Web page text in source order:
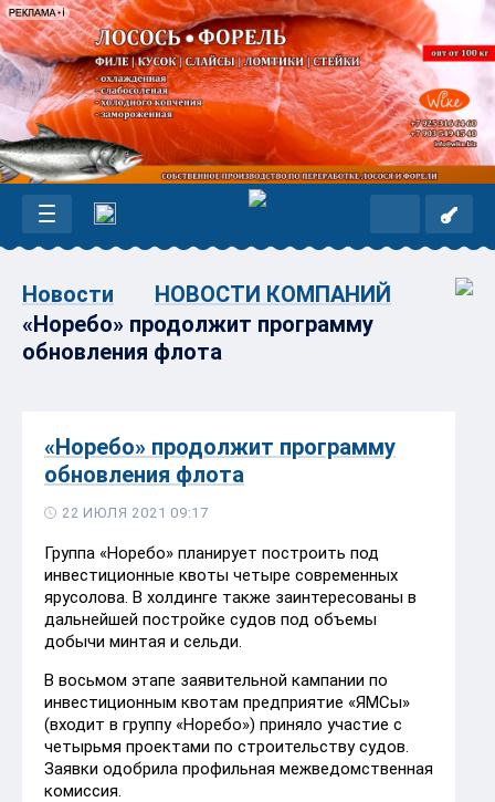
Новости
НОВОСТИ КОМПАНИЙ
«Норебо» продолжит программу
обновления флота
«Норебо» продолжит программу
обновления флота
22 ИЮЛЯ 2021 09:17
Группа «Норебо» планирует построить под
инвестиционные квоты четыре современных
ярусолова. В холдинге также заинтересованы в
дальнейшей постройке судов под объемы
добычи минтая и сельди.
В восьмом этапе заявительной кампании по
инвестиционным квотам предприятие «ЯМСы»
(входит в группу «Норебо») приняло участие с
четырьмя проектами по строительству судов.
Заявки одобрила профильная межведомственная
комиссия.